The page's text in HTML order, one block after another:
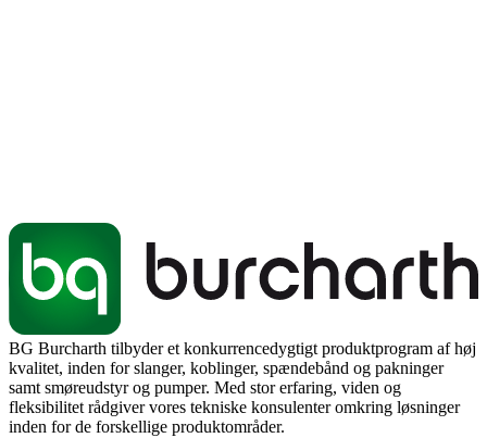
BG Burcharth tilbyder et konkurrencedygtigt produktprogram af høj
kvalitet, inden for slanger, koblinger, spændebånd og pakninger
samt smøreudstyr og pumper. Med stor erfaring, viden og
fleksibilitet rådgiver vores tekniske konsulenter omkring løsninger
inden for de forskellige produktområder.